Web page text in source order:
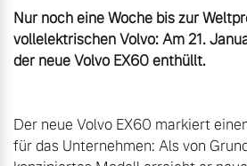
Service by Volvo
Nur noch eine Woche bis zur
vollelektrischen Volvo: Am 21.
Der neue Volvo EX60 markiert
für das Unternehmen: Als von